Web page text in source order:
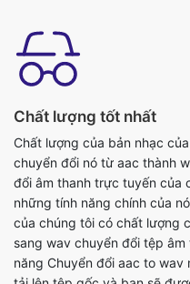
Chất lượng tốt nhất
chuyển đổi nó từ aac thành
đổi âm thanh trực tuyến của
những tính năng chính của
của chúng tôi có chất lượng
sang wav chuyển đổi tệp âm
năng Chuyển đổi aac to wav
tải lên tệp gốc và bạn sẽ